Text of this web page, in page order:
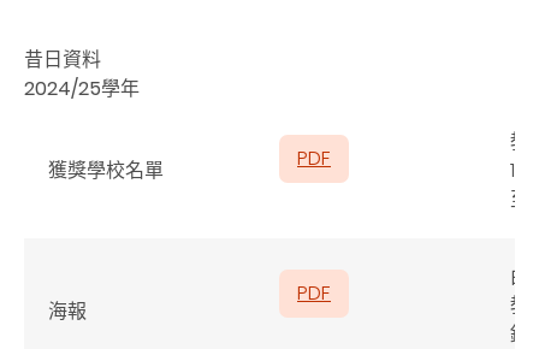
昔日資料
2024/25學年
獲獎學校名單 PDF
教
至
海報
PDF
由
教
錄